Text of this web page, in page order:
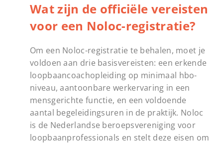
Wat zijn de officiële vereisten
voor een Noloc-registratie?
Om een Noloc-registratie te behalen, moet je
voldoen aan drie basisvereisten: een erkende
loopbaancoachopleiding op minimaal hbo-
niveau, aantoonbare werkervaring in een
mensgerichte functie, en een voldoende
aantal begeleidingsuren in de praktijk. Noloc
is de Nederlandse beroepsvereniging voor
loopbaanprofessionals en stelt deze eisen om